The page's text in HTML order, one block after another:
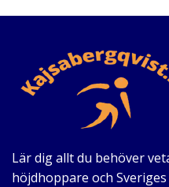
Lär dig allt du behöver
höjdhoppare och